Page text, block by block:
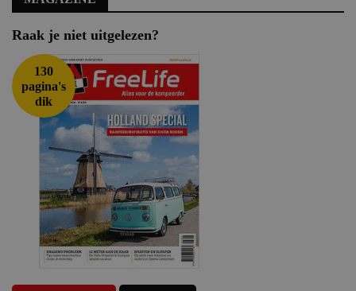
Raak je niet uitgelezen?
130
pagina's
dik